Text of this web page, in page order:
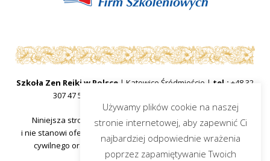
Szkoła Zen Reiki w Polsce | Katowice Śródmieście | tel.: +48 32
307 47 57
Niniejsza strona internetowa ma charakter informacyjny
i nie stanowi oferty handlowej w rozumieniu art.66 §1 kodeksu
cywilnego oraz innych właściwych przepisów prawnych.
Używamy plików cookie na naszej
stronie internetowej, aby zapewnić Ci
najbardziej odpowiednie wrażenia
poprzez zapamiętywanie Twoich